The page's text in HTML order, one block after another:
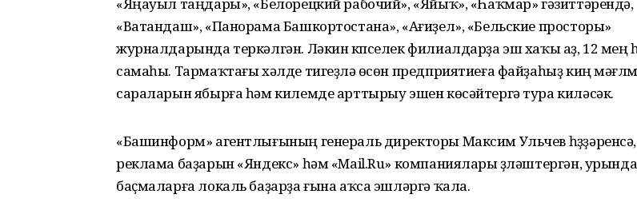
«Ватандаш», «Панорама Башкортостана», «Ағиҙел», «Бельские просторы»
журналдарында теркәлгән. Ләкин күпселек филиалдарҙа эш хаҡы аҙ, 12 мең
самаһы. Тармаҡтағы хәлде тигеҙләү өсөн предприятиеға файҙаһыҙ киң
сараларын ябырға һәм килемде арттырыу эшен көсәйтергә тура киләсәк.
«Башинформ» агентлығының генераль директоры Максим Ульчев һүҙҙәренсә,
реклама баҙарын «Яндекс» һәм «Mail.Ru» компаниялары үҙләштергән,
баҫмаларға локаль баҙарҙа ғына аҡса эшләргә ҡала.